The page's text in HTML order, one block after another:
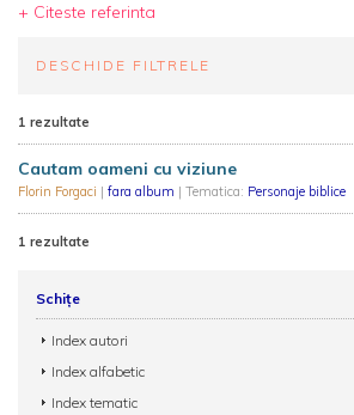
+ Citeste referinta
DESCHIDE FILTRELE
1 rezultate
Cautam oameni cu viziune
Florin Forgaci | fara album | Tematica: Personaje biblice
1 rezultate
Schițe
Index autori
Index alfabetic
Index tematic